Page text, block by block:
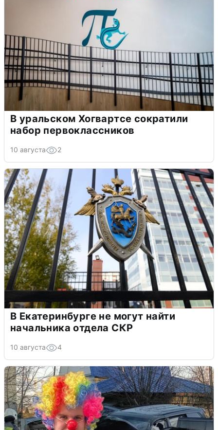
В уральском Хогвартсе сократили
набор первоклассников
10 августа 2
В Екатеринбурге не могут найти
начальника отдела СКР
10 августа 4